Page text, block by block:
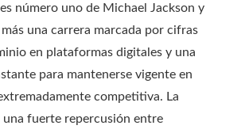
número uno de Michael Jackson y
una carrera marcada por cifras
en plataformas digitales y una
para mantenerse vigente en
competitiva. La
una fuerte repercusión entre